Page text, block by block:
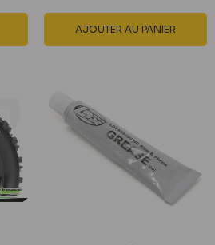
AJOUTER AU PANIER